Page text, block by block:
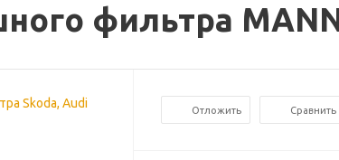
фильтра
Отложить Сравнить